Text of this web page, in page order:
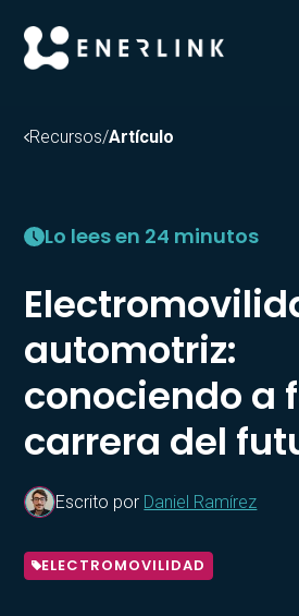
Recursos/Artículo
Lo lees en 24 minutos
automotriz:
conociendo a
carrera del
Escrito por Daniel Ramírez
ELECTROMOVILIDAD